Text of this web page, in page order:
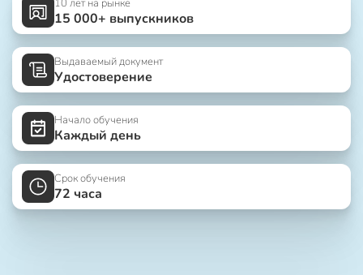
10 лет на рынке
15 000+ выпускников
Выдаваемый документ
Удостоверение
Начало обучения
Каждый день
Срок обучения
72 часа